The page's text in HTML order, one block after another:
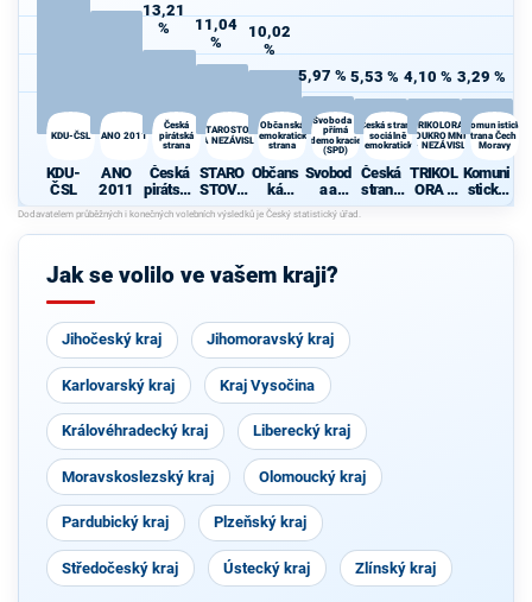
KDU-ČSL
KDU-
ČSL
ANO 2011
ANO
2011
13,21
%
Česká
pirátská
strana
Česká
pirátská
strana
11,04
%
STAROSTOVÉ
A NEZÁVISLÍ
STARO
STOVÉ
A
NEZÁVI
SLÍ
10,02
%
Občanská
demokratická
strana
Občans
ká
demokr
atická
strana
5,97 %
Svoboda a
přímá
demokracie
(SPD)
Svobod
a a
přímá
demokr
acie
5,53 %
Česká strana
sociálně
demokratická
Česká
strana
sociálně
demokr
atická
4,10 %
TRIKOLORA -
SOUKROMNÍCI
- NEZÁVISLÍ
TRIKOL
ORA -
SOUKR
-
3,29 %
Komunistická
strana Čech a
Moravy
Komuni
stická
strana
Moravy
Jak se volilo ve vašem kraji?
Jihočeský kraj Jihomoravský kraj
Karlovarský kraj Kraj Vysočina
Královéhradecký kraj Liberecký kraj
Moravskoslezský kraj Olomoucký kraj
Pardubický kraj Plzeňský kraj
Středočeský kraj Ústecký kraj Zlínský kraj